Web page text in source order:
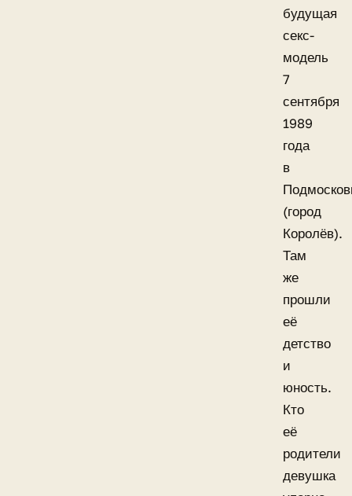
будущая
секс-
модель
7
сентября
1989
года
в
(город
Королёв).
Там
же
прошли
её
детство
и
юность.
Кто
её
родители
девушка